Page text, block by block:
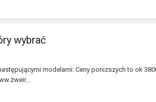
wybrać
modelami: Ceny ponizszych to ok